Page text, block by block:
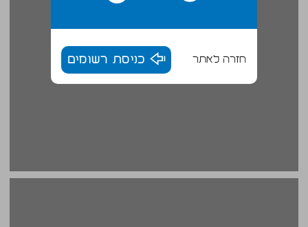
חזרה לאתר כניסת רשומים
פרק שני צ'יקליט — להלן: קלילית ... 19